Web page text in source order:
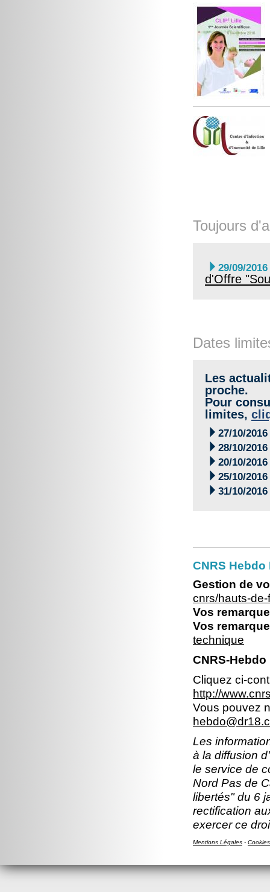
Toujours
 29/09/2016
d'Offre
Dates
Les
proche.
Pour
limites,
 27/10/2016
 28/10/2016
 20/10/2016
 25/10/2016
 31/10/2016
CNRS
Gestion de
cnrs/hauts-
Vos
Vos
technique
CNRS-
Cliquez ci-
http://
Vous pouvez
Les
à la diffusion
le service de
Nord Pas de
libertés" du 6
rectification
exercer ce
Mentions Légales - Cookies